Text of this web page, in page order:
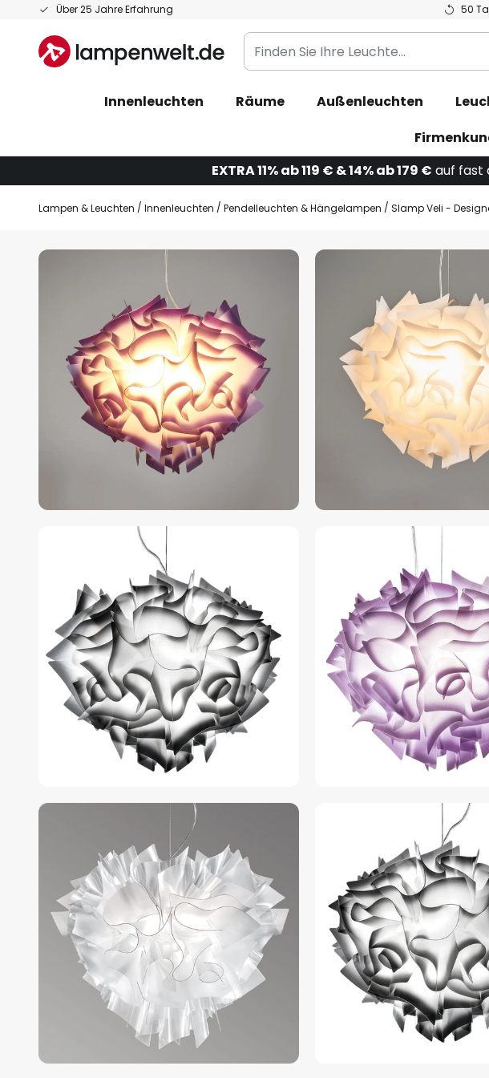
Über 25 Jahre Erfahrung 50
Zum
springen
Finden
Sie
Leuchte...
Innenleuchten Räume Außenleuchten
EXTRA 11% ab 119 € & 14% ab 179 € auf fast
Lampen & Leuchten Innenleuchten Pendelleuchten & Hängelampen Slamp Veli -
Zum
springen